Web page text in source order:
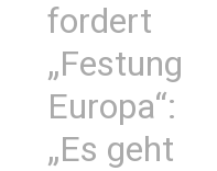
fordert
„Festung
Europa“:
„Es geht